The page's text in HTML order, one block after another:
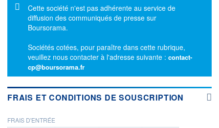
Message d'information
Cette société n'est pas adhérente au service de
diffusion des communiqués de presse sur
Boursorama.
Sociétés cotées, pour paraître dans cette rubrique,
veuillez nous contacter à l'adresse suivante : contact-
cp@boursorama.fr
FRAIS ET CONDITIONS DE SOUSCRIPTION
PROSPECTUS
FRAIS D'ENTRÉE